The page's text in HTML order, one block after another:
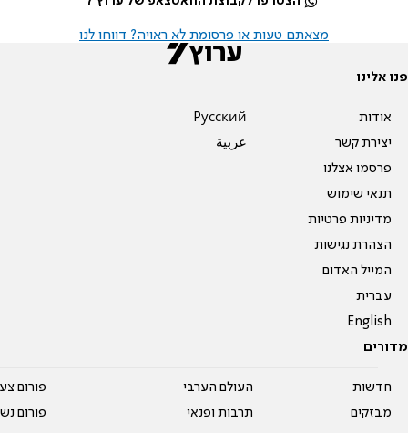
מצאתם טעות או פרסומת לא ראויה? דווחו לנו
פנו אלינו
אודות
יצירת קשר
פרסמו אצלנו
תנאי שימוש
מדיניות פרטיות
הצהרת נגישות
המייל האדום
עברית
English
Pусский
عربية
מדורים
חדשות
מבזקים
העולם הערבי
תרבות ופנאי
פורום
פורום